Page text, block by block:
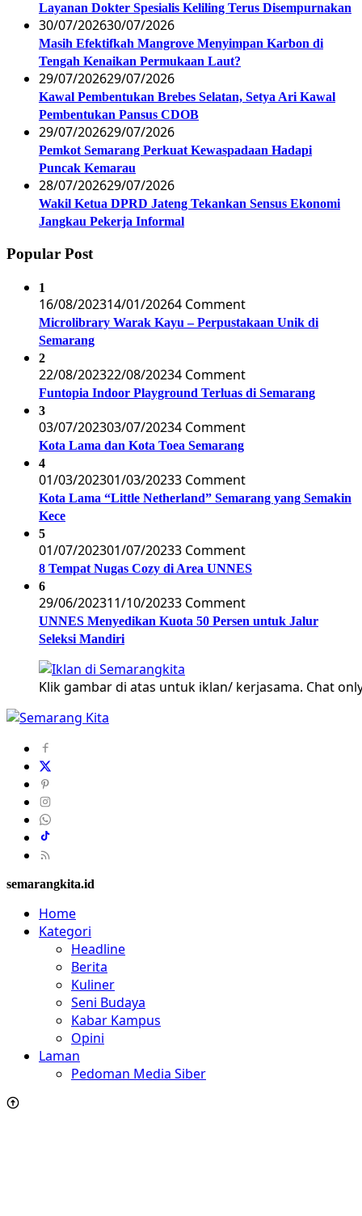
Layanan Dokter Spesialis Keliling Terus Disempurnakan
30/07/202630/07/2026
Masih Efektifkah Mangrove Menyimpan Karbon di
Tengah Kenaikan Permukaan Laut?
29/07/202629/07/2026
Kawal Pembentukan Brebes Selatan, Setya Ari Kawal
Pembentukan Pansus CDOB
29/07/202629/07/2026
Pemkot Semarang Perkuat Kewaspadaan Hadapi
Puncak Kemarau
28/07/202629/07/2026
Wakil Ketua DPRD Jateng Tekankan Sensus Ekonomi
Jangkau Pekerja Informal
Popular Post
1
16/08/202314/01/20264 Comment
Microlibrary Warak Kayu – Perpustakaan Unik di
Semarang
2
22/08/202322/08/20234 Comment
Funtopia Indoor Playground Terluas di Semarang
3
03/07/202303/07/20234 Comment
Kota Lama dan Kota Toea Semarang
4
01/03/202301/03/20233 Comment
Kota Lama “Little Netherland” Semarang yang Semakin
Kece
5
01/07/202301/07/20233 Comment
8 Tempat Nugas Cozy di Area UNNES
6
29/06/202311/10/20233 Comment
UNNES Menyedikan Kuota 50 Persen untuk Jalur
Seleksi Mandiri
Klik gambar di atas untuk iklan/ kerjasama. Chat
semarangkita.id
Home
Kategori
Headline
Berita
Kuliner
Seni Budaya
Kabar Kampus
Opini
Laman
Pedoman Media Siber